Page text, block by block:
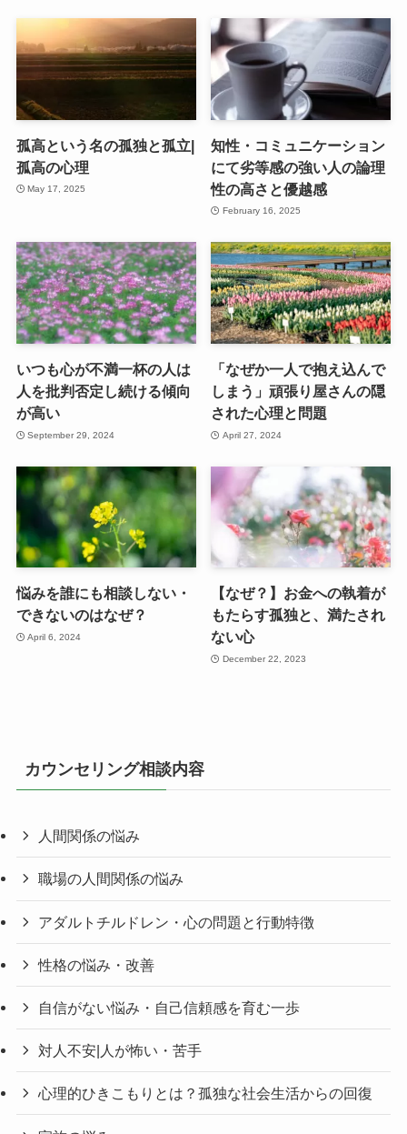
孤高という名の孤独と孤立|
孤高の心理
May 17, 2025
知性・コミュニケーション
にて劣等感の強い人の論理
性の高さと優越感
February 16, 2025
いつも心が不満一杯の人は
人を批判否定し続ける傾向
が高い
September 29, 2024
「なぜか一人で抱え込んで
しまう」頑張り屋さんの隠
された心理と問題
April 27, 2024
悩みを誰にも相談しない・
できないのはなぜ？
April 6, 2024
【なぜ？】お金への執着が
もたらす孤独と、満たされ
ない心
December 22, 2023
カウンセリング相談内容
人間関係の悩み
職場の人間関係の悩み
アダルトチルドレン・心の問題と行動特徴
性格の悩み・改善
自信がない悩み・自己信頼感を育む一歩
対人不安|人が怖い・苦手
心理的ひきこもりとは？孤独な社会生活からの回復